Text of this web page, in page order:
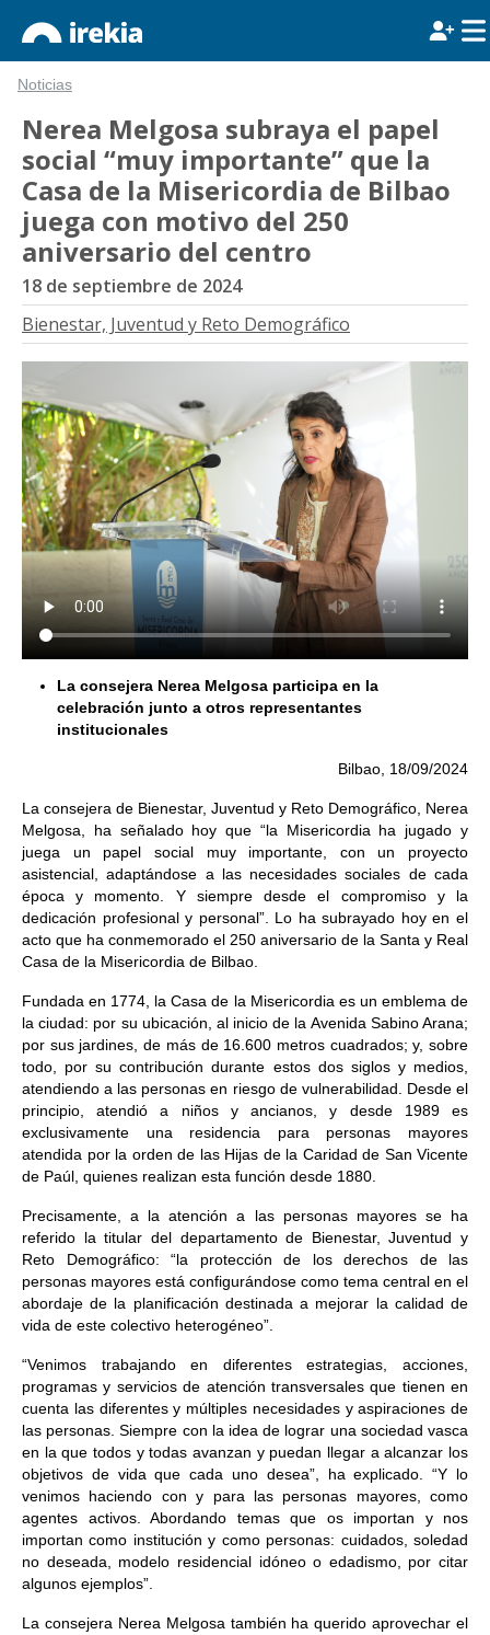
Noticias
Nerea Melgosa subraya el papel
social “muy importante” que la
Casa de la Misericordia de Bilbao
juega con motivo del 250
aniversario del centro
18 de septiembre de 2024
Bienestar, Juventud y Reto Demográfico
La consejera Nerea Melgosa participa en la
celebración junto a otros representantes
institucionales
Bilbao, 18/09/2024
La consejera de Bienestar, Juventud y Reto Demográfico, Nerea
Melgosa, ha señalado hoy que “la Misericordia ha jugado y
juega un papel social muy importante, con un proyecto
asistencial, adaptándose a las necesidades sociales de cada
época y momento. Y siempre desde el compromiso y la
dedicación profesional y personal”. Lo ha subrayado hoy en el
acto que ha conmemorado el 250 aniversario de la Santa y Real
Casa de la Misericordia de Bilbao.
Fundada en 1774, la Casa de la Misericordia es un emblema de
la ciudad: por su ubicación, al inicio de la Avenida Sabino Arana;
por sus jardines, de más de 16.600 metros cuadrados; y, sobre
todo, por su contribución durante estos dos siglos y medios,
atendiendo a las personas en riesgo de vulnerabilidad. Desde el
principio, atendió a niños y ancianos, y desde 1989 es
exclusivamente una residencia para personas mayores
atendida por la orden de las Hijas de la Caridad de San Vicente
de Paúl, quienes realizan esta función desde 1880.
Precisamente, a la atención a las personas mayores se ha
referido la titular del departamento de Bienestar, Juventud y
Reto Demográfico: “la protección de los derechos de las
personas mayores está configurándose como tema central en el
abordaje de la planificación destinada a mejorar la calidad de
vida de este colectivo heterogéneo”.
“Venimos trabajando en diferentes estrategias, acciones,
programas y servicios de atención transversales que tienen en
cuenta las diferentes y múltiples necesidades y aspiraciones de
las personas. Siempre con la idea de lograr una sociedad vasca
en la que todos y todas avanzan y puedan llegar a alcanzar los
objetivos de vida que cada uno desea”, ha explicado. “Y lo
venimos haciendo con y para las personas mayores, como
agentes activos. Abordando temas que os importan y nos
importan como institución y como personas: cuidados, soledad
no deseada, modelo residencial idóneo o edadismo, por citar
algunos ejemplos”.
La consejera Nerea Melgosa también ha querido aprovechar el